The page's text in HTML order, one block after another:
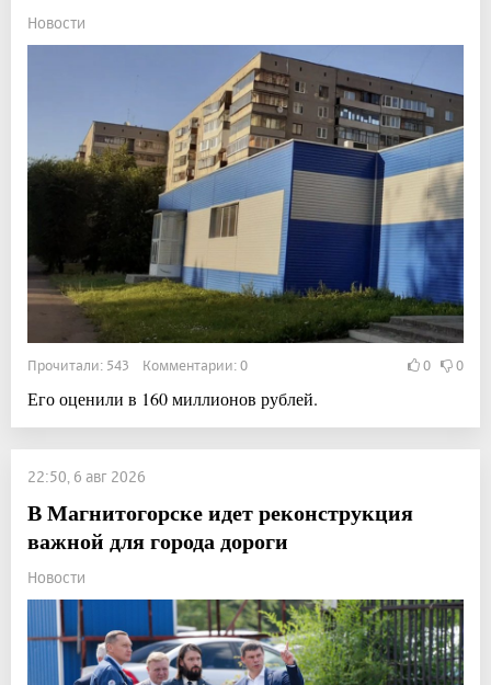
Новости
Прочитали: 543 Комментарии: 0 0 0
Его оценили в 160 миллионов рублей.
22:50, 6 авг 2026
В Магнитогорске идет реконструкция
важной для города дороги
Новости